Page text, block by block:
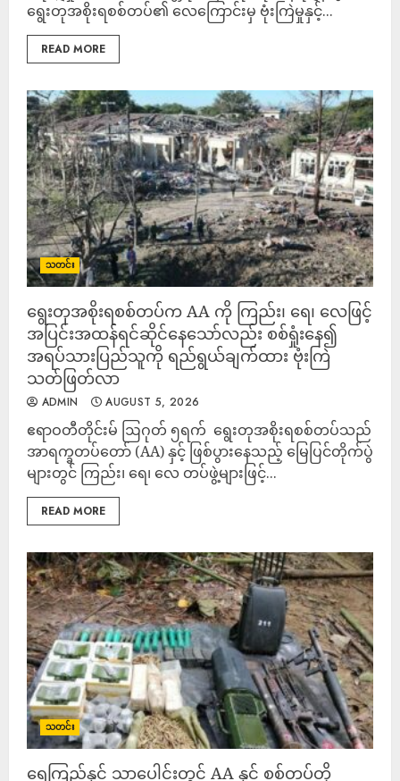
ရွေးတုအစိုးရစစ်တပ်၏ လေကြောင်းမှ ဗုံးကြဲမှုနှင့်...
READ MORE
သတင်း
ရွေးတုအစိုးရစစ်တပ်က AA ကို ကြည်း၊ ရေ၊ လေဖြင့်
အပြင်းအထန်ရင်ဆိုင်နေသော်လည်း စစ်ရှုံးနေ၍
အရပ်သားပြည်သူကို ရည်ရွယ်ချက်ထား ဗုံးကြဲ
သတ်ဖြတ်လာ
ADMIN AUGUST 5, 2026
‎ဧရာဝတီတိုင်းမ် ‎ဩဂုတ် ၅ရက် ‎ ‎ရွေးတုအစိုးရစစ်တပ်သည်
အာရက္ခတပ်တော် (AA) နှင့် ဖြစ်ပွားနေသည့် မြေပြင်တိုက်ပွဲ
များတွင် ကြည်း၊ ရေ၊ လေ တပ်ဖွဲ့များဖြင့်...
READ MORE
သတင်း
‎ရေကြည်နှင့် သာပေါင်းတွင် AA နှင့် စစ်တပ်တို့